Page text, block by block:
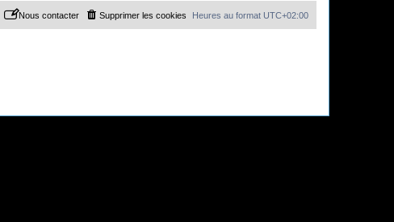
Heures au format UTC+02:00
Supprimer les cookies
Nous contacter